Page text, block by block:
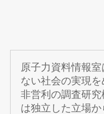
原子力資料情報
ない社会の実現
非営利の調査研
は独立した立場